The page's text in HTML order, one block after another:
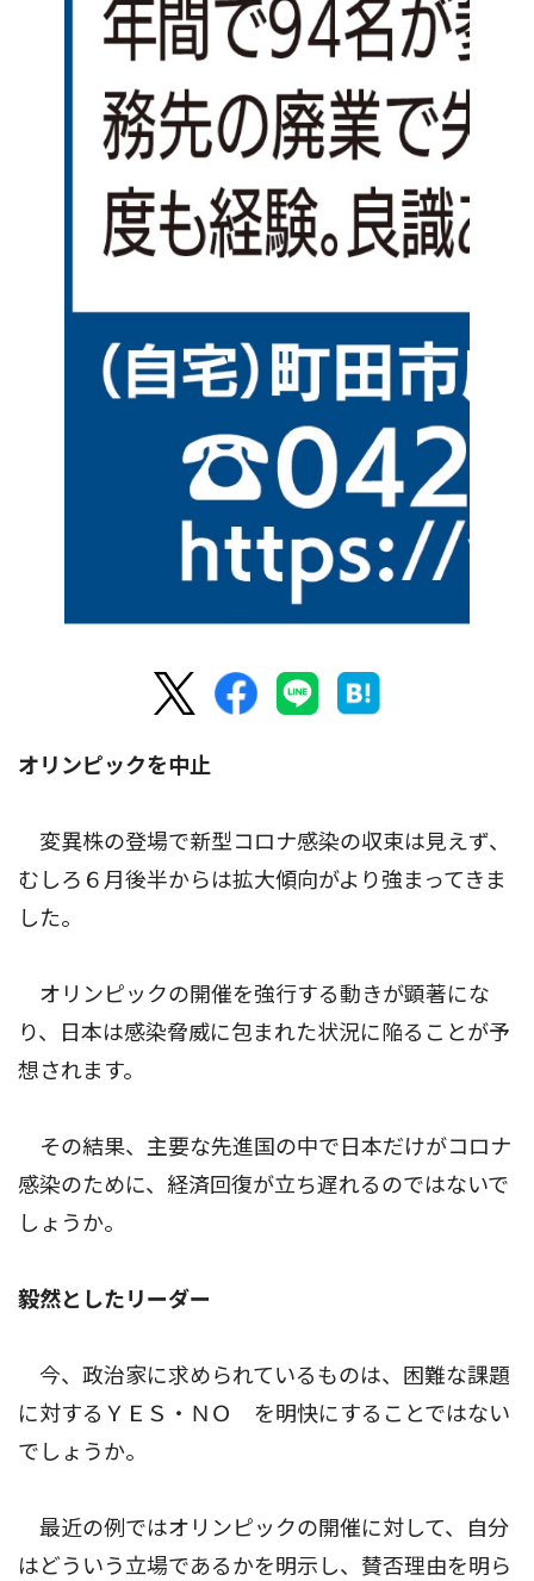
オリンピックを中止
変異株の登場で新型コロナ感染の収束は見えず、
むしろ６月後半からは拡大傾向がより強まってきま
した。
オリンピックの開催を強行する動きが顕著にな
り、日本は感染脅威に包まれた状況に陥ることが予
想されます。
その結果、主要な先進国の中で日本だけがコロナ
感染のために、経済回復が立ち遅れるのではないで
しょうか。
毅然としたリーダー
今、政治家に求められているものは、困難な課題
に対するＹＥＳ・ＮＯ を明快にすることではない
でしょうか。
最近の例ではオリンピックの開催に対して、自分
はどういう立場であるかを明示し、賛否理由を明ら